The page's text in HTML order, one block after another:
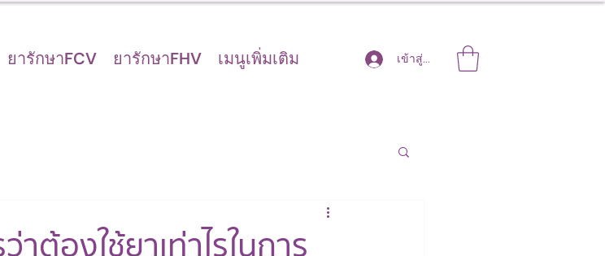
ยารักษาFCV ยารักษาFHV เมนูเพิ่มเติม เข้าสู่ระบบ